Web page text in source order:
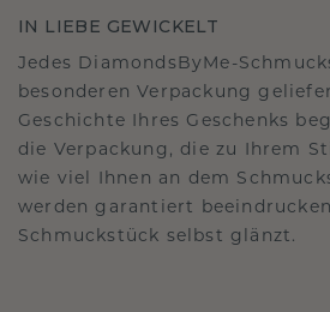
IN LIEBE GEWICKELT
Jedes DiamondsByMe-
besonderen Verpackung
Geschichte Ihres Geschenks
die Verpackung, die zu Ihrem
wie viel Ihnen an dem
werden garantiert
Schmuckstück selbst glänzt.